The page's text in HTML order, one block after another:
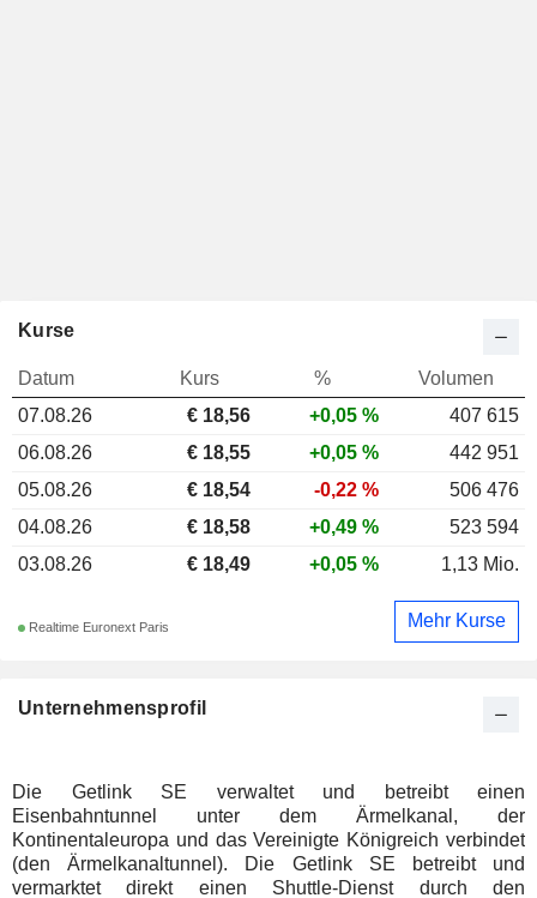
Unternehmensprofil
Die Getlink SE verwaltet und betreibt einen
Eisenbahntunnel unter dem Ärmelkanal, der
Kontinentaleuropa und das Vereinigte Königreich verbindet
(den Ärmelkanaltunnel). Die Getlink SE betreibt und
vermarktet direkt einen Shuttle-Dienst durch den
Kurse
Datum Kurs %
Volumen
07.08.26
€ 18,56 +0,05 %
407 615
06.08.26
€ 18,55 +0,05 %
442 951
05.08.26
€ 18,54 -0,22 %
506 476
04.08.26
€ 18,58 +0,49 %
523 594
03.08.26
€ 18,49 +0,05 % 1,13 Mio.
Realtime Euronext Paris Mehr Kurse